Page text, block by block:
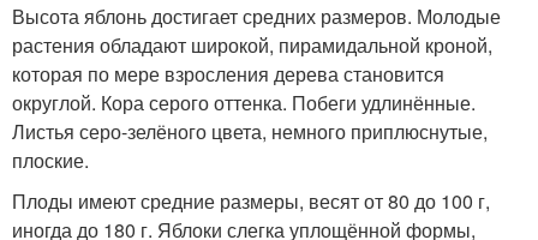
Высота яблонь достигает средних размеров. Молодые
растения обладают широкой, пирамидальной кроной,
которая по мере взросления дерева становится
округлой. Кора серого оттенка. Побеги удлинённые.
Листья серо-зелёного цвета, немного приплюснутые,
плоские.
Плоды имеют средние размеры, весят от 80 до 100 г,
иногда до 180 г. Яблоки слегка уплощённой формы,